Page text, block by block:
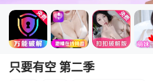
只要有空 第二季